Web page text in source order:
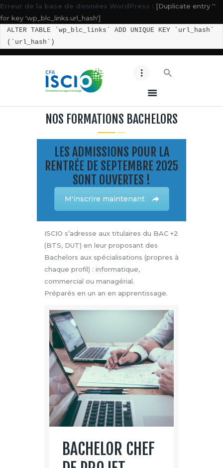
Erreur de la base de données WordPress : [Duplicate entry ''
for key 'wp_blc_links.url_hash']
ALTER TABLE `wp_blc_links` ADD UNIQUE KEY `url_hash`
(`url_hash`)
ACCUEIL ISCIO
NOS BTS
NOS BACHELORS
ESPACE ENTREPRISES
CONTACT
MES ACCES
LES BONS CONSEILS !
NOS FORMATIONS BACHELORS
LES ADMISSIONS POUR LA
RENTRÉE DE SEPTEMBRE 2025
SONT OUVERTES !
M'inscrire maintenant
ISCIO s’adresse aux titulaires du BAC +2
(BTS, DUT) en leur proposant des
Bachelors aux spécialisations (propres à
chaque profil) : informatique,
commercial ou managérial.
Préparés en un an en apprentissage.
BACHELOR CHEF